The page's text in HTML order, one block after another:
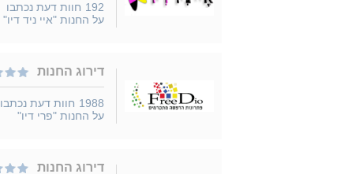
192 חוות דעת נכתבו
על החנות "איי ניד דיו"
דירוג החנות
1988 חוות דעת נכתבו
על החנות "פרי דיו"
דירוג החנות